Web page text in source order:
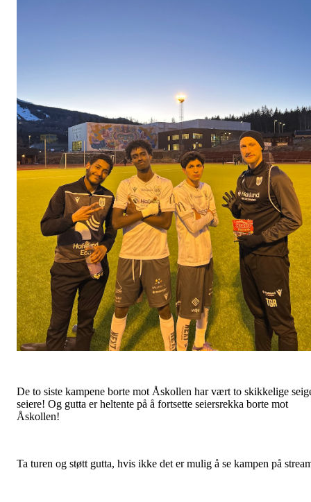
De to siste kampene borte mot Åskollen har vært to skikkelige
seiere! Og gutta er heltente på å fortsette seiersrekka borte mot
Åskollen!
Ta turen og støtt gutta, hvis ikke det er mulig å se kampen på